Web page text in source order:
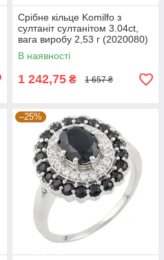
Срібне кільце Komilfo з
султаніт султанітом 3.04ct,
вага виробу 2,53 г (2020080)
18 розмір 2.19, 17"
В наявності
1 242,75 ₴ 1 657 ₴
–25%